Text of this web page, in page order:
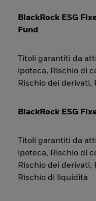
BlackRock ESG
Fund
Titoli garantiti da
ipoteca, Rischio di
Rischio dei derivati,
BlackRock ESG
Titoli garantiti da
ipoteca, Rischio di
Rischio dei derivati,
Rischio di liquidità